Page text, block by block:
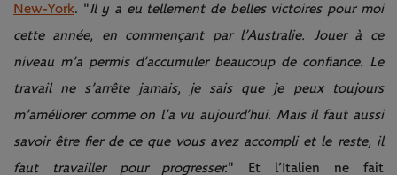
New-York. "Il y a eu tellement de belles victoires pour moi
cette année, en commençant par l’Australie. Jouer à ce
niveau m’a permis d’accumuler beaucoup de confiance. Le
travail ne s’arrête jamais, je sais que je peux toujours
m’améliorer comme on l’a vu aujourd’hui. Mais il faut aussi
savoir être fier de ce que vous avez accompli et le reste, il
faut travailler pour progresser." Et l’Italien ne fait